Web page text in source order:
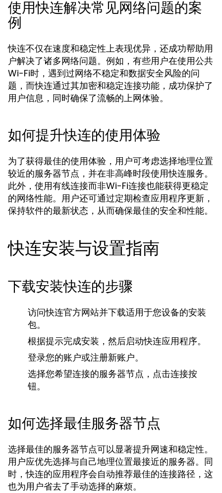
使用快连解决常见网络问题的案
例
快连不仅在速度和稳定性上表现优异，还成功帮助用
户解决了诸多网络问题。例如，有些用户在使用公共
Wi-Fi时，遇到过网络不稳定和数据安全风险的问
题，而快连通过其加密和稳定连接功能，成功保护了
用户信息，同时确保了流畅的上网体验。
如何提升快连的使用体验
为了获得最佳的使用体验，用户可考虑选择地理位置
较近的服务器节点，并在非高峰时段使用快连服务。
此外，使用有线连接而非Wi-Fi连接也能获得更稳定
的网络性能。用户还可通过定期检查应用程序更新，
保持软件的最新状态，从而确保最佳的安全和性能。
快连安装与设置指南
下载安装快连的步骤
访问快连官方网站并下载适用于您设备的安装
包。
根据提示完成安装，然后启动快连应用程序。
登录您的账户或注册新账户。
选择您希望连接的服务器节点，点击连接按
钮。
如何选择最佳服务器节点
选择最佳的服务器节点可以显著提升网速和稳定性。
用户应优先选择与自己地理位置最接近的服务器。同
时，快连的应用程序会自动推荐最佳的连接路径，这
也为用户省去了手动选择的麻烦。